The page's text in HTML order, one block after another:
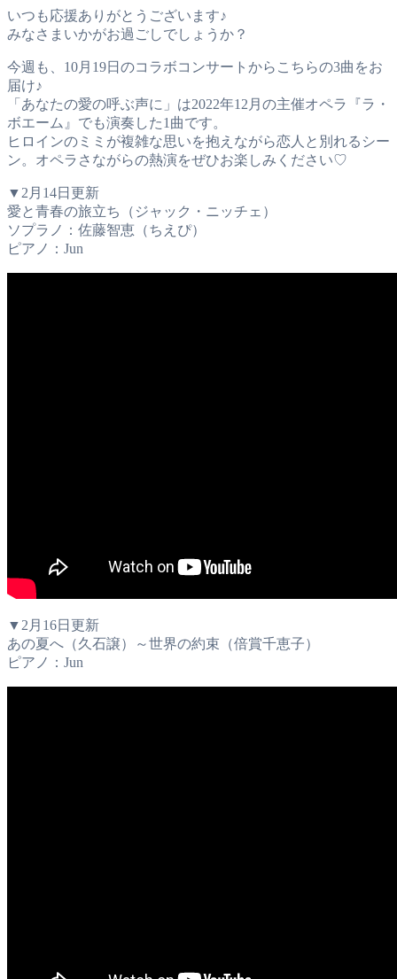
いつも応援ありがとうございます♪
みなさまいかがお過ごしでしょうか？
今週も、10月19日のコラボコンサートからこちらの3曲をお
届け♪
「あなたの愛の呼ぶ声に」は2022年12月の主催オペラ『ラ・
ボエーム』でも演奏した1曲です。
ヒロインのミミが複雑な思いを抱えながら恋人と別れるシー
ン。オペラさながらの熱演をぜひお楽しみください♡
▼2月14日更新
愛と青春の旅立ち（ジャック・ニッチェ）
ソプラノ：佐藤智恵（ちえぴ）
ピアノ：Jun
▼2月16日更新
あの夏へ（久石譲）～世界の約束（倍賞千恵子）
ピアノ：Jun